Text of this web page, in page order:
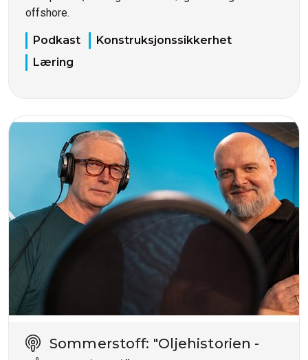
offshore.
Podkast
Konstruksjonssikkerhet
Læring
Sommerstoff: "Oljehistorien -